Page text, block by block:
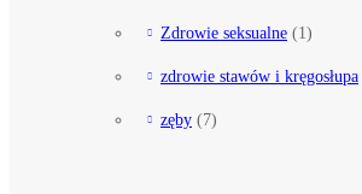
Zdrowie seksualne (1)
zdrowie stawów i kręgosłupa
zęby (7)